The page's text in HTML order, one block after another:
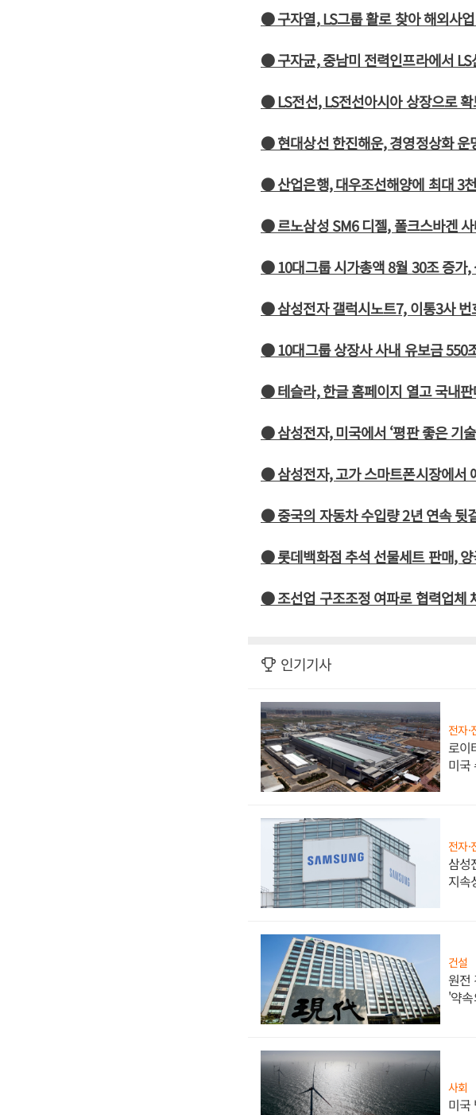
● 구자열, LS그룹 활로 찾아 해외사
● 구자균, 중남미 전력인프라에서 LS
● LS전선, LS전선아시아 상장으로
● 현대상선 한진해운, 경영정상화 운
● 산업은행, 대우조선해양에 최대 3
● 르노삼성 SM6 디젤, 폴크스바겐
● 10대그룹 시가총액 8월 30조 증가,
● 삼성전자 갤럭시노트7, 이통3사 번
● 10대그룹 상장사 사내 유보금 550
● 테슬라, 한글 홈페이지 열고 국내
● 삼성전자, 미국에서 ‘평판 좋은 기
● 삼성전자, 고가 스마트폰시장에서
● 중국의 자동차 수입량 2년 연속 뒷
● 롯데백화점 추석 선물세트 판매,
● 조선업 구조조정 여파로 협력업체
인기기사
전자·
로이
미국
전자·
삼성
지속
건설
원전
'약
사회
미국